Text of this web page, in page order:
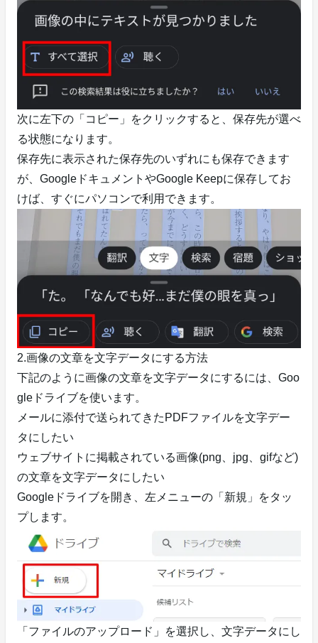
次に左下の「コピー」をクリックすると、保存先が選べ
る状態になります。
保存先に表示された保存先のいずれにも保存できます
が、GoogleドキュメントやGoogle Keepに保存してお
けば、すぐにパソコンで利用できます。
2.画像の文章を文字データにする方法
下記のように画像の文章を文字データにするには、Goo
gleドライブを使います。
メールに添付で送られてきたPDFファイルを文字デー
タにしたい
ウェブサイトに掲載されている画像(png、jpg、gifなど)
の文章を文字データにしたい
Googleドライブを開き、左メニューの「新規」をタッ
プします。
「ファイルのアップロード」を選択し、文字データにし